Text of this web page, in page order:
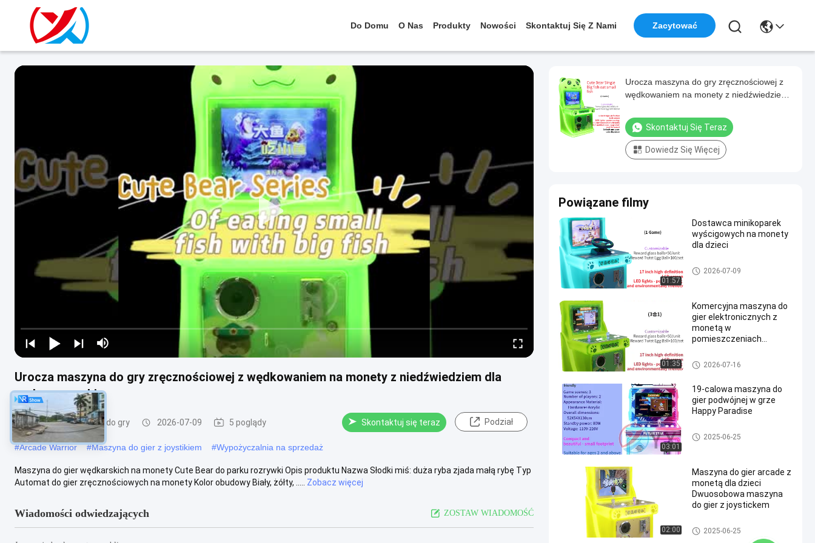
Do Domu O Nas Produkty Nowości Skontaktuj Się Z Nami Zacytować
Urocza maszyna do gry zręcznościowej z wędkowaniem na monety z niedźwiedziem dla
parku rozrywki
Dzieciowy maszyna do gry 2026-07-09 5 poglądy Skontaktuj się teraz Podział
#Arcade Warrior #Maszyna do gier z joystikiem #Wypożyczalnia na sprzedaż
Maszyna do gier wędkarskich na monety Cute Bear do parku rozrywki Opis produktu Nazwa Słodki miś: duża ryba zjada małą rybę Typ
Automat do gier zręcznościowych na monety Kolor obudowy Biały, żółty, .....
Zobacz więcej
Wiadomości odwiedzających ZOSTAW WIADOMOŚĆ
Urocza maszyna do gry zręcznościowej z
wędkowaniem na monety z niedźwiedziem
Skontaktuj Się Teraz
Dowiedz Się Więcej
Powiązane filmy
01:57
Dostawca minikoparek
wyścigowych na monety
dla dzieci
Maszyna do gier wyścigowyc
h dla dzieci
2026-07-09
01:35
Komercyjna maszyna do
gier elektronicznych z
monetą w
pomieszczeniach
Dzieciowy maszyna do gry
2026-07-16
03:01
19-calowa maszyna do
gier podwójnej w grze
Happy Paradise
Maszyna do gier wyścigowyc
h dla dzieci
2025-06-25
02:00
Maszyna do gier arcade z
monetą dla dzieci
Dwuosobowa maszyna
do gier z joystickem
Dzieciowy maszyna do gry
2025-06-25